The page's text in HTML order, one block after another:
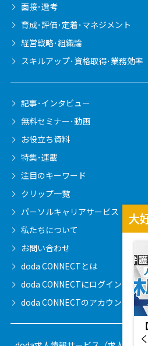
面接･選考
育成･評価･定着･マネジメント
経営戦略･組織論
スキルアップ･資格取得･業務効率
記事･インタビュー
無料セミナー･動画
お役立ち資料
特集･連載
注目のキーワード
クリップ一覧
パーソルキャリアサービス
私たちについて
お問い合わせ
doda CONNECTとは
doda CONNECTにログインする
doda CONNECTのアカウントを
大